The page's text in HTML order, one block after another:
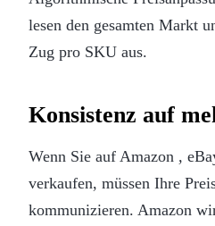
lesen den gesamten Markt
Zug pro SKU aus.
Konsistenz auf
Wenn Sie auf Amazon ,
verkaufen, müssen Ihre
kommunizieren. Amazon